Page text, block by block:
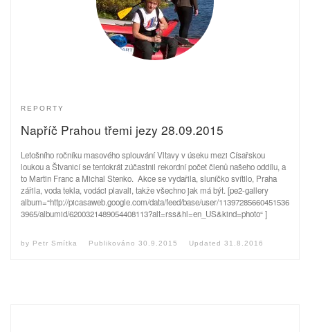
REPORTY
Napříč Prahou třemi jezy 28.09.2015
Letošního ročníku masového splouvání Vltavy v úseku mezi Císařskou
loukou a Štvanicí se tentokrát zúčastnil rekordní počet členů našeho oddílu, a
to Martin Franc a Michal Stenko. Akce se vydařila, sluníčko svítilo, Praha
zářila, voda tekla, vodáci plavali, takže všechno jak má být. [pe2-gallery
album=“http://picasaweb.google.com/data/feed/base/user/11397285660451536
3965/albumid/6200321489054408113?alt=rss&hl=en_US&kind=photo“ ]
by Petr Smítka Publikováno 30.9.2015 Updated 31.8.2016